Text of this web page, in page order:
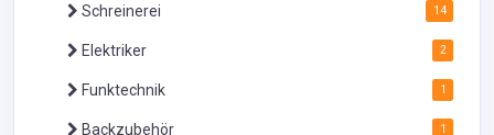
Schreinerei 14
Elektriker 2
Funktechnik 1
Backzubehör 1